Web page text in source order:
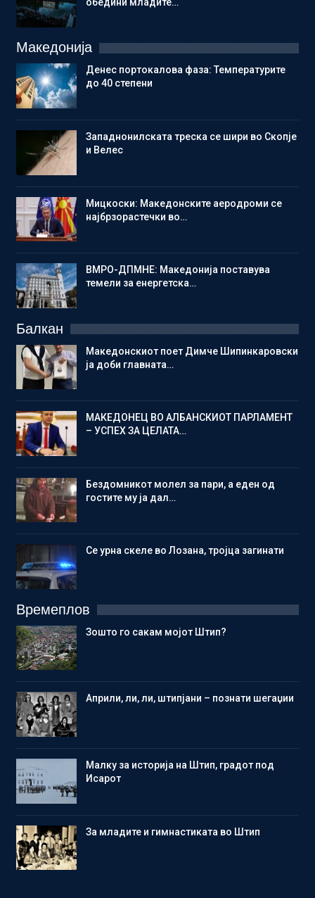
Македонија
Денес портокалова фаза: Температурите
до 40 степени
Западнонилската треска се шири во Скопје
и Велес
Мицкоски: Македонските аеродроми се
најбрзорастечки во…
ВМРО-ДПМНЕ: Македонија поставува
темели за енергетска…
Балкан
Македонскиот поет Димче Шипинкаровски
ја доби главната…
МАКЕДОНЕЦ ВО АЛБАНСКИОТ ПАРЛАМЕНТ
– УСПЕХ ЗА ЦЕЛАТА…
Бездомникот молел за пари, а еден од
гостите му ја дал…
Се урна скеле во Лозана, тројца загинати
Времеплов
Зошто го сакам мојот Штип?
Aприли, ли, ли, штипјани – познати шегаџии
Малку за историја на Штип, градот под
Исарот
Зa младите и гимнастиката во Штип